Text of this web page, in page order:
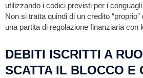
utilizzando i codici previsti per i
Non si tratta quindi di un credito
una partita di regolazione finanziaria con
DEBITI ISCRITTI A
SCATTA IL BLOCCO E